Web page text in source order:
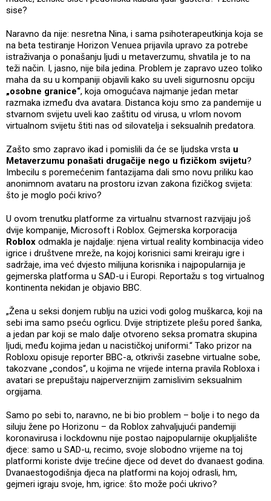
sise?
Naravno da nije: nesretna Nina, i sama psihoterapeutkinja koja se
na beta testiranje Horizon Venuea prijavila upravo za potrebe
istraživanja o ponašanju ljudi u metaverzumu, shvatila je to na
teži način. I, jasno, nije bila jedina. Problem je zapravo uzeo toliko
maha da su u kompaniji objavili kako su uveli sigurnosnu opciju
„osobne granice“, koja omogućava najmanje jedan metar
razmaka između dva avatara. Distanca koju smo za pandemije u
stvarnom svijetu uveli kao zaštitu od virusa, u vrlom novom
virtualnom svijetu štiti nas od silovatelja i seksualnih predatora.
Zašto smo zapravo ikad i pomislili da će se ljudska vrsta u
Metaverzumu ponašati drugačije nego u fizičkom svijetu?
Imbecilu s poremećenim fantazijama dali smo novu priliku kao
anonimnom avataru na prostoru izvan zakona fizičkog svijeta:
što je moglo poći krivo?
U ovom trenutku platforme za virtualnu stvarnost razvijaju još
dvije kompanije, Microsoft i Roblox. Gejmerska korporacija
Roblox odmakla je najdalje: njena virtual reality kombinacija video
igrice i društvene mreže, na kojoj korisnici sami kreiraju igre i
sadržaje, ima već dvjesto milijuna korisnika i najpopularnija je
gejmerska platforma u SAD-u i Europi. Reportažu s tog virtualnog
kontinenta nekidan je objavio BBC.
„Žena u seksi donjem rublju na uzici vodi golog muškarca, koji na
sebi ima samo pseću ogrlicu. Dvije striptizete plešu pored šanka,
a jedan par koji se malo dalje otvoreno seksa promatra skupina
ljudi, među kojima jedan u nacističkoj uniformi.“ Tako prizor na
Robloxu opisuje reporter BBC-a, otkrivši zasebne virtualne sobe,
takozvane „condos“, u kojima ne vrijede interna pravila Robloxa i
avatari se prepuštaju najperverznijim zamislivim seksualnim
orgijama.
Samo po sebi to, naravno, ne bi bio problem – bolje i to nego da
siluju žene po Horizonu – da Roblox zahvaljujući pandemiji
koronavirusa i lockdownu nije postao najpopularnije okupljalište
djece: samo u SAD-u, recimo, svoje slobodno vrijeme na toj
platformi koriste dvije trećine djece od devet do dvanaest godina.
Dvanaestogodišnja djeca na platformi na kojoj odrasli, hm,
gejmeri igraju svoje, hm, igrice: što može poći ukrivo?